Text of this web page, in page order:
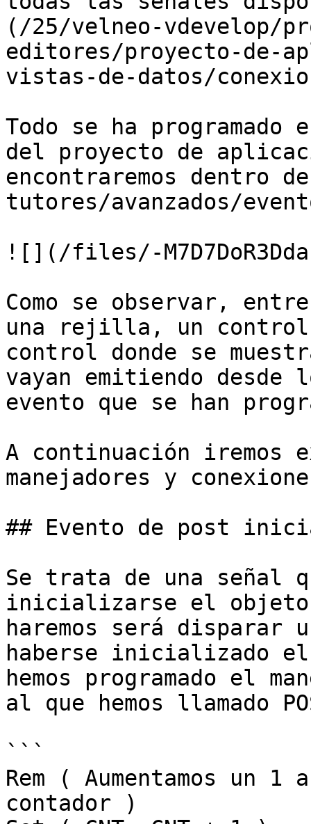
(/25/velneo-vdevelop/
editores/proyecto-de-
vistas-de-datos/
Todo se ha programado
del proyecto de
encontraremos dentro
tutores/avanzados/
![](/files/-
Como se observar,
una rejilla, un control
control donde se
vayan emitiendo desde
evento que se han
A continuación iremos
manejadores y
## Evento de post
Se trata de una señal
inicializarse el
haremos será disparar
haberse inicializado
hemos programado el
al que hemos llamado
```
Rem ( Aumentamos un
contador )